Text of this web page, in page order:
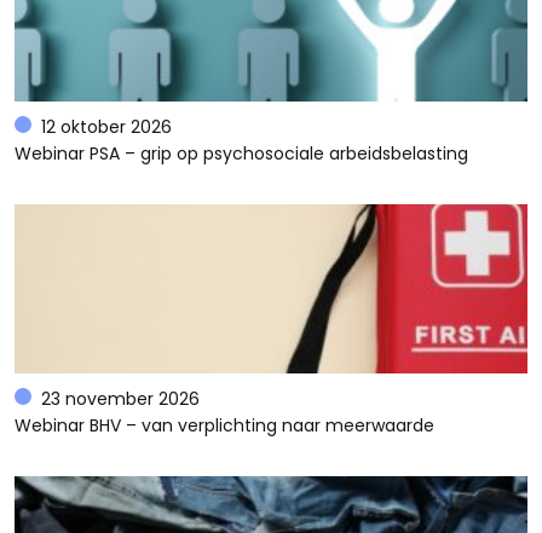
12 oktober 2026
Webinar PSA – grip op psychosociale arbeidsbelasting
23 november 2026
Webinar BHV – van verplichting naar meerwaarde